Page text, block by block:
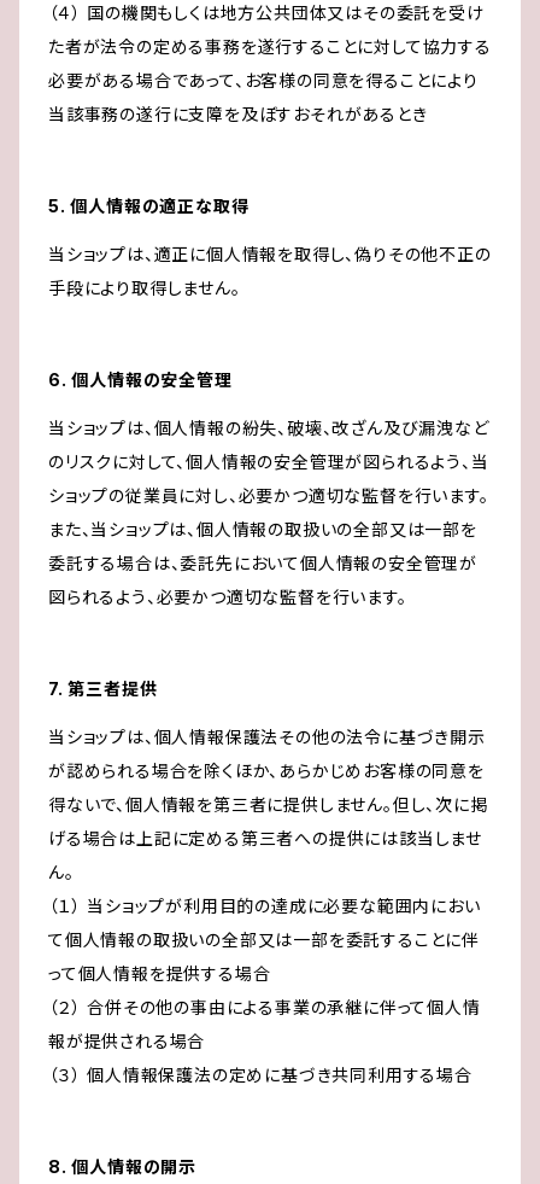
（４） 国の機関もしくは地方公共団体又はその委託を受け
た者が法令の定める事務を遂行することに対して協力する
必要がある場合であって、お客様の同意を得ることにより
当該事務の遂行に支障を及ぼすおそれがあるとき
5. 個人情報の適正な取得
当ショップは、適正に個人情報を取得し、偽りその他不正の
手段により取得しません。
6. 個人情報の安全管理
当ショップは、個人情報の紛失、破壊、改ざん及び漏洩など
のリスクに対して、個人情報の安全管理が図られるよう、当
ショップの従業員に対し、必要かつ適切な監督を行います。
また、当ショップは、個人情報の取扱いの全部又は一部を
委託する場合は、委託先において個人情報の安全管理が
図られるよう、必要かつ適切な監督を行います。
7. 第三者提供
当ショップは、個人情報保護法その他の法令に基づき開示
が認められる場合を除くほか、あらかじめお客様の同意を
得ないで、個人情報を第三者に提供しません。但し、次に掲
げる場合は上記に定める第三者への提供には該当しませ
ん。
（１） 当ショップが利用目的の達成に必要な範囲内におい
て個人情報の取扱いの全部又は一部を委託することに伴
って個人情報を提供する場合
（２） 合併その他の事由による事業の承継に伴って個人情
報が提供される場合
（３） 個人情報保護法の定めに基づき共同利用する場合
8. 個人情報の開示